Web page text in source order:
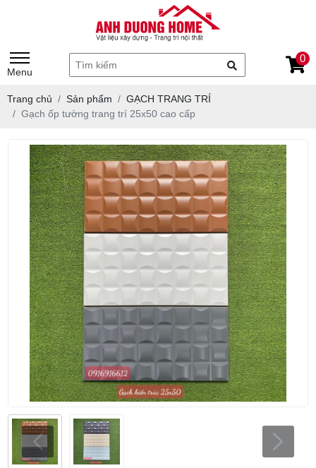
Menu
0
Trang chủ Sản phẩm
GẠCH TRANG TRÍ
Gạch ốp tường trang trí 25x50 cao cấp